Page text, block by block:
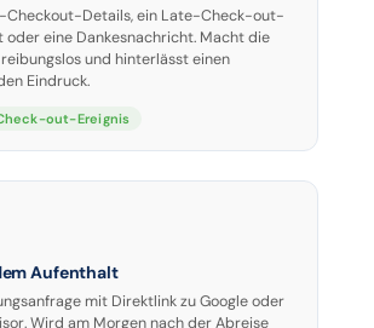
Checkout-Details, ein Late-Check-out-
oder eine Dankesnachricht. Macht die
und hinterlässt einen
Eindruck.
out-Ereignis
Aufenthalt
mit Direktlink zu Google oder
Wird am Morgen nach der Abreise